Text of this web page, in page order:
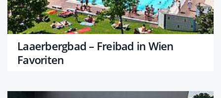
Laaerbergbad – Freibad in Wien
Favoriten